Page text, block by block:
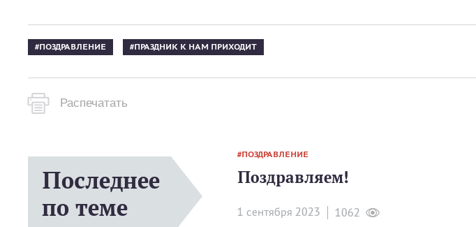
ПОЗДРАВЛЕНИЕ ПРАЗДНИК К НАМ ПРИХОДИТ
Распечатать
Последнее
по теме
ПОЗДРАВЛЕНИЕ
Поздравляем!
1 сентября 2023 1062